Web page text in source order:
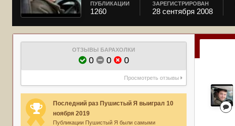
ПУБЛИКАЦИИ
1260
ЗАРЕГИСТРИРОВАН
28 сентября 2008
ОТЗЫВЫ БАРАХОЛКИ
0 0 0
Просмотреть отзывы
Последний раз Пушистый Я выиграл 10
ноября 2019
Публикации Пушистый Я были самыми